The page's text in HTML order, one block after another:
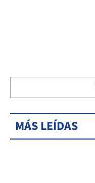
MÁS LEÍDAS